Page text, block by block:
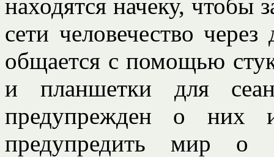
находятся начеку, чтобы
сети человечество
общается с помощью
и планшетки для
предупрежден о них
предупредить мир о